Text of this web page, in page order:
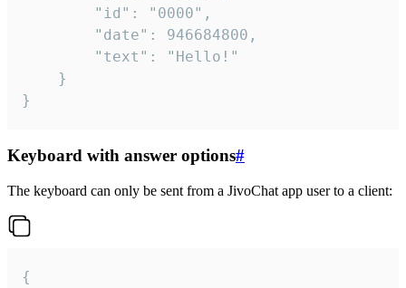
}
Keyboard with answer options#
The keyboard can only be sent from a JivoChat app user to a client:
{